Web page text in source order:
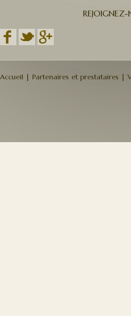
REJOIGNEZ-
Accueil | Partenaires et prestataires |